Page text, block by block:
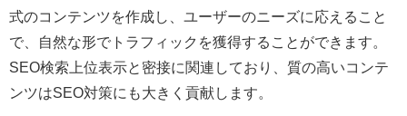
式のコンテンツを作成し、ユーザーのニーズに応えること
で、自然な形でトラフィックを獲得することができます。
SEO検索上位表示と密接に関連しており、質の高いコンテ
ンツはSEO対策にも大きく貢献します。